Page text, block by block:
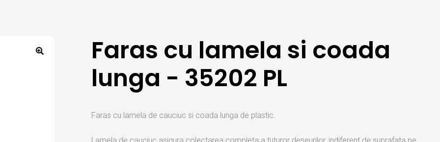
Faras cu lamela si coada
lunga - 35202 PL
Faras cu lamela de cauciuc si coada lunga de plastic.